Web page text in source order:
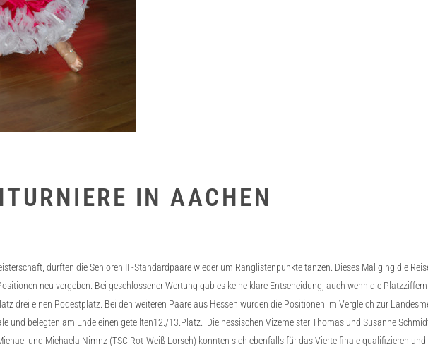
IN AACHEN
durften die Senioren II -Standardpaare wieder um Ranglistenpunkte tanzen. Dieses Mal ging die
neu vergeben. Bei geschlossener Wertung gab es keine klare Entscheidung, auch wenn die
drei einen Podestplatz. Bei den weiteren Paare aus Hessen wurden die Positionen im Vergleich zur
und belegten am Ende einen geteilten12./13.Platz. Die hessischen Vizemeister Thomas und Susanne
und Michaela Nimnz (TSC Rot-Weiß Lorsch) konnten sich ebenfalls für das Viertelfinale qualifizieren